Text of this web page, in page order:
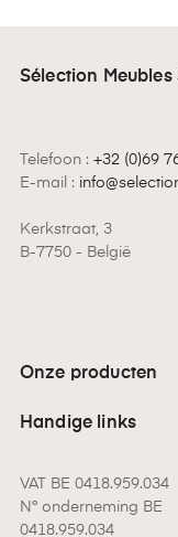
Sélection Meubles
Telefoon : +32 (0)69
E-mail :
Kerkstraat, 3
B-7750 - België
Onze producten
Handige links
VAT BE 0418.959.034
N° onderneming BE
0418.959.034